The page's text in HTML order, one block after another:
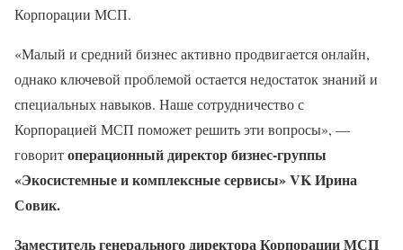
Корпорации МСП.
«Малый и средний бизнес активно продвигается онлайн,
однако ключевой проблемой остается недостаток знаний и
специальных навыков. Наше сотрудничество с
Корпорацией МСП поможет решить эти вопросы», —
говоритоперационный директор бизнес-группы
«Экосистемные и комплексные сервисы» VK Ирина
Совик.
Заместитель генерального директора Корпорации МСП